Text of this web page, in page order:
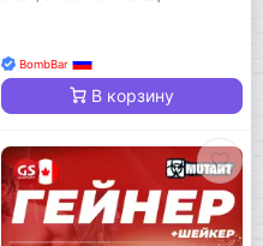
BombBar
В корзину